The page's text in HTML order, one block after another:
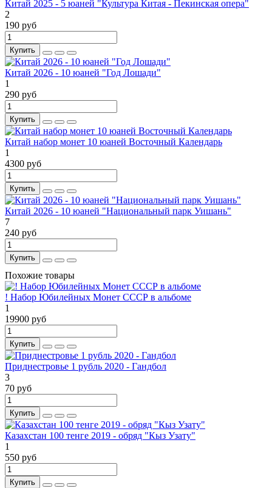
Китай 2025 - 5 юаней "Культура Китая - Пекинская опера"
2
190 руб
Купить
Китай 2026 - 10 юаней "Год Лошади"
1
290 руб
Купить
Китай набор монет 10 юаней Восточный Календарь
1
4300 руб
Купить
Китай 2026 - 10 юаней "Национальный парк Уишань"
7
240 руб
Купить
Похожие товары
! Набор Юбилейных Монет СССР в альбоме
1
19900 руб
Купить
Приднестровье 1 рубль 2020 - Гандбол
3
70 руб
Купить
Казахстан 100 тенге 2019 - обряд "Кыз Узату"
1
550 руб
Купить